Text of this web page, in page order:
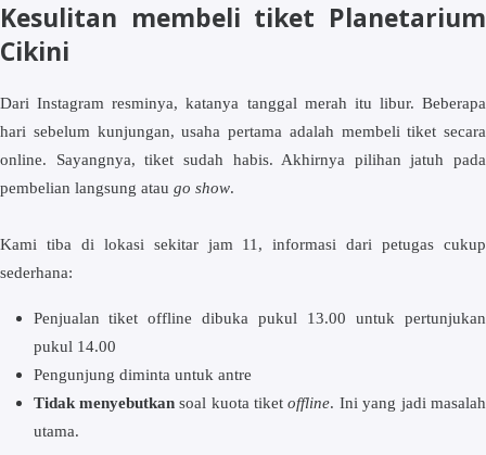
Kesulitan membeli tiket Planetarium
Cikini
Dari Instagram resminya, katanya tanggal merah itu libur. Beberapa
hari sebelum kunjungan, usaha pertama adalah membeli tiket secara
online. Sayangnya, tiket sudah habis. Akhirnya pilihan jatuh pada
pembelian langsung atau go show.
Kami tiba di lokasi sekitar jam 11, informasi dari petugas cukup
sederhana:
Penjualan tiket offline dibuka pukul 13.00 untuk pertunjukan
pukul 14.00
Pengunjung diminta untuk antre
Tidak menyebutkansoal kuota tiketoffline. Ini yang jadi masalah
utama.